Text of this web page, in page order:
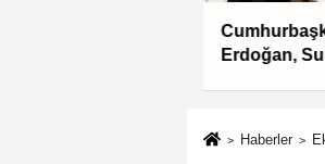
Erdoğan,
Haberler